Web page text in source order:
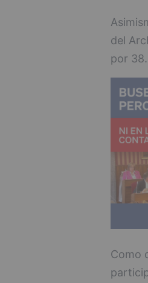
del
por
Como